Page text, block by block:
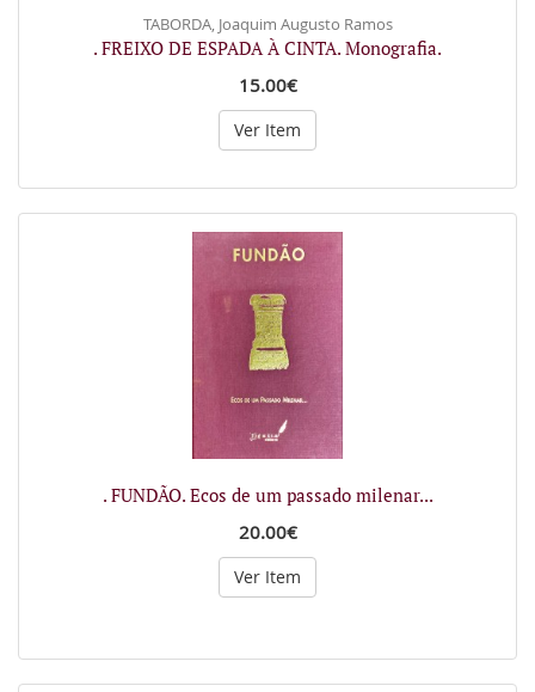
TABORDA, Joaquim Augusto Ramos
. FREIXO DE ESPADA À CINTA. Monografia.
15.00€
Ver Item
. FUNDÃO. Ecos de um passado milenar...
20.00€
Ver Item